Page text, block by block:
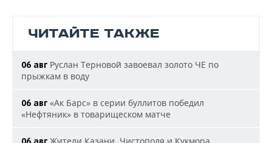
ЧИТАЙТЕ ТАКЖЕ
06 авг Руслан Терновой завоевал золото ЧЕ по
прыжкам в воду
06 авг «Ак Барс» в серии буллитов победил
«Нефтяник» в товарищеском матче